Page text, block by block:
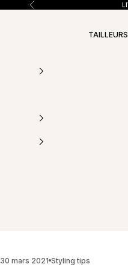
Précédent
TAILLEURS
30 mars 2021 Styling tips